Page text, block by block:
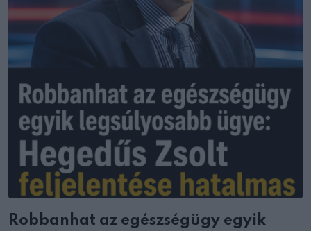
Robbanhat az egészségügy egyik